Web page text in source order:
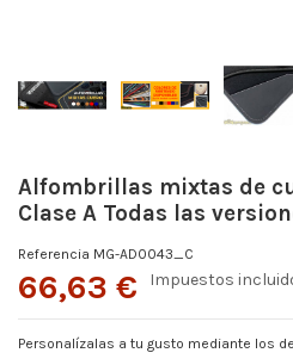
Alfombrillas mixtas de
Clase A Todas las
Referencia MG-AD0043_C
66,63 € Impuestos
Personalízalas a tu gusto mediante los